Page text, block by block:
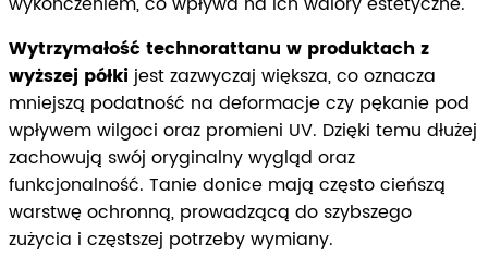
Wytrzymałość technorattanu w produktach z
wyższej półki jest zazwyczaj większa, co oznacza
mniejszą podatność na deformacje czy pękanie pod
wpływem wilgoci oraz promieni UV. Dzięki temu dłużej
zachowują swój oryginalny wygląd oraz
funkcjonalność. Tanie donice mają często cieńszą
warstwę ochronną, prowadzącą do szybszego
zużycia i częstszej potrzeby wymiany.